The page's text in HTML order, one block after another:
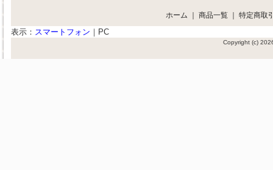
ホーム ｜ 商品一覧 ｜ 特定商取
表示： スマートフォン ｜ PC
Copyright (c)